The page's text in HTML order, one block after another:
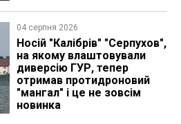
04 серпня 2026
Носій "Калібрів" "Серпухов",
на якому влаштовували
диверсію ГУР, тепер
отримав протидроновий
"мангал" і це не зовсім
новинка